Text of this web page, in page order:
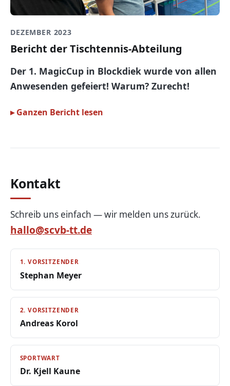
DEZEMBER 2023
Bericht der Tischtennis-Abteilung
Der 1. MagicCup in Blockdiek wurde von allen
Anwesenden gefeiert! Warum? Zurecht!
Ganzen Bericht lesen
Kontakt
Schreib uns einfach — wir melden uns zurück.
hallo@scvb-tt.de
1. VORSITZENDER
Stephan Meyer
2. VORSITZENDER
Andreas Korol
SPORTWART
Dr. Kjell Kaune